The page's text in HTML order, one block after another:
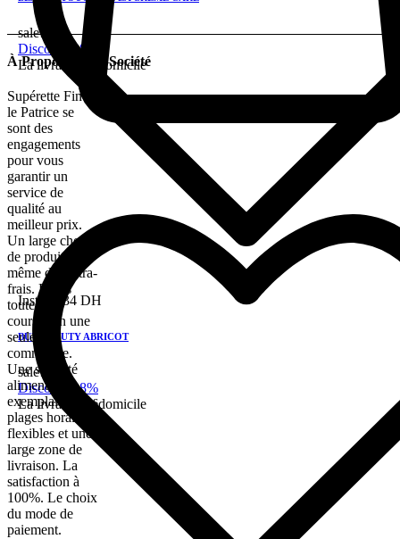
sale!
Discount 28%
La livraison a domicile
Instock 34 DH
BUY BEAUTY ABRICOT
sale!
Discount 28%
La livraison a domicile
À Propos De La Société
Supérette Fine
le Patrice se
sont des
engagements
pour vous
garantir un
service de
qualité au
meilleur prix.
Un large choix
de produits,
même de l'ultra-
frais. Faites
toutes vos
courses en une
seule
commande.
Une sécurité
alimentaire
exemplaire. Des
plages horaires
flexibles et une
large zone de
livraison. La
satisfaction à
100%. Le choix
du mode de
paiement.